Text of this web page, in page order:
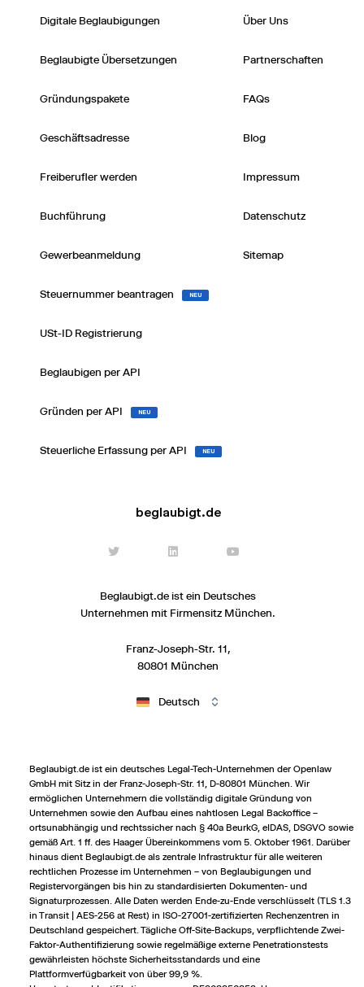
Digitale Beglaubigungen
Beglaubigte Übersetzungen
Gründungspakete
Geschäftsadresse
Freiberufler werden
Buchführung
Gewerbeanmeldung
Steuernummer beantragen NEU
USt-ID Registrierung
Beglaubigen per API
Gründen per API NEU
Steuerliche Erfassung per API NEU
Über Uns
Partnerschaften
FAQs
Blog
Impressum
Datenschutz
Sitemap
beglaubigt.de
Beglaubigt.de ist ein Deutsches
Unternehmen mit Firmensitz München.
Franz-Joseph-Str. 11,
80801 München
Deutsch
Beglaubigt.de ist ein deutsches Legal-Tech-Unternehmen der Openlaw
GmbH mit Sitz in der Franz-Joseph-Str. 11, D-80801 München. Wir
ermöglichen Unternehmern die vollständig digitale Gründung von
Unternehmen sowie den Aufbau eines nahtlosen Legal Backoffice –
ortsunabhängig und rechts­sicher nach § 40a BeurkG, eIDAS, DSGVO sowie
gemäß Art. 1 ff. des Haager Übereinkommens vom 5. Oktober 1961. Darüber
hinaus dient Beglaubigt.de als zentrale Infrastruktur für alle weiteren
rechtlichen Prozesse im Unternehmen – von Beglaubigungen und
Registervorgängen bis hin zu standardisierten Dokumenten- und
Signaturprozessen. Alle Daten werden Ende-zu-Ende verschlüsselt (TLS 1.3
in Transit | AES-256 at Rest) in ISO-27001-zertifizierten Rechenzentren in
Deutschland gespeichert. Tägliche Off-Site-Backups, verpflichtende Zwei-
Faktor-Authentifizierung sowie regelmäßige externe Penetrationstests
gewährleisten höchste Sicherheitsstandards und eine
Plattformverfügbarkeit von über 99,9 %.